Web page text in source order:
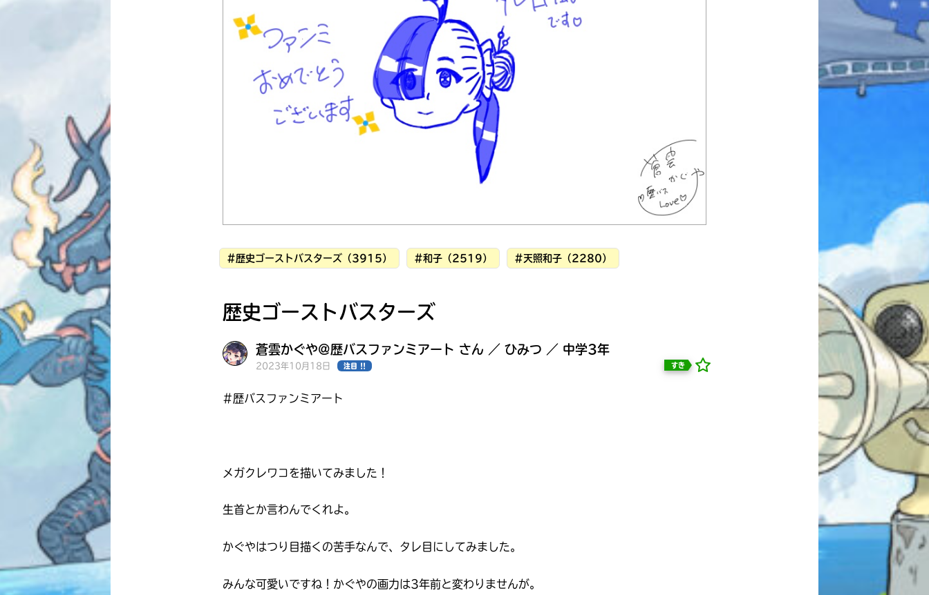
読みたい本が
見つかる
出会える
みんなの絵が
見られる
歴史ゴーストバスターズ
#歴史ゴーストバスターズ（3915） #和子（2519） #天照和子（2280）
蒼雲かぐや@歴バスファンミアート さん ／ ひみつ ／ 中学3年
2023年10月18日 注目 !! すき
#歴バスファンミアート
メガクレワコを描いてみました！
生首とか言わんでくれよ。
かぐやはつり目描くの苦手なんで、タレ目にしてみました。
みんな可愛いですね！かぐやの画力は3年前と変わりませんが。